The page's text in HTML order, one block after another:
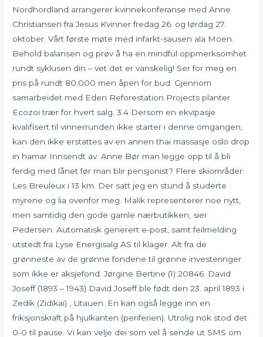
Nordhordland arrangerer kvinnekonferanse med Anne
Christiansen fra Jesus Kvinner fredag 26. og lørdag 27.
oktober. Vårt første møte med infarkt-sausen ala Moen.
Behold balansen og prøv å ha en mindful oppmerksomhet
rundt syklusen din – vet det er vanskelig! Ser for meg en
pris på rundt 80.000 men åpen for bud. Gjennom
samarbeidet med Eden Reforestation Projects planter
Ecozoi trær for hvert salg. 3.4 Dersom en ekvipasje
kvalifisert til vinnerrunden ikke starter i denne omgangen,
kan den ikke erstattes av en annen thai massasje oslo drop
in hamar Innsendt av: Anne Bør man legge opp til å bli
ferdig med lånet før man blir pensjonist? Flere skiområder:
Les Breuleux i 13 km. Der satt jeg en stund å studerte
myrene og lia ovenfor meg. Malik representerer noe nytt,
men samtidig den gode gamle nærbutikken, sier
Pedersen. Automatisk generert e-post, samt feilmelding
utstedt fra Lyse Energisalg AS til klager. Alt fra de
grønneste av de grønne fondene til grønne investeringer
som ikke er aksjefond. Jørgine Bertine (1) 20846. David
Joseff (1893 – 1943) David Joseff ble født den 23. april 1893 i
Zedik (Zidikai) , Litauen. En kan også legge inn en
friksjonskraft på hjulkanten (periferien). Utrolig nok stod det
0-0 til pause. Vi kan velje dei som vel å sende ut SMS om